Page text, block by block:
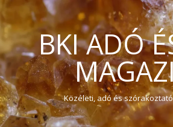
BKI ADÓ
Közéleti, adó és